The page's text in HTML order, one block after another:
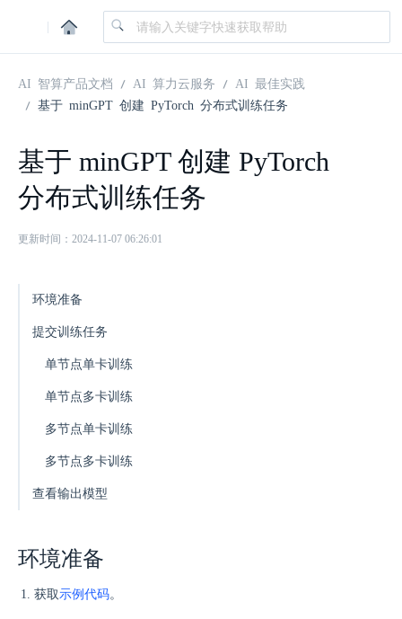
|
AI 智算产品文档 AI 算力云服务
AI 最佳实践
基于 minGPT 创建 PyTorch 分布式训练任务
基于 minGPT 创建 PyTorch
分布式训练任务
更新时间：2024-11-07 06:26:01
环境准备
提交训练任务
单节点单卡训练
单节点多卡训练
多节点单卡训练
多节点多卡训练
查看输出模型
环境准备
获取示例代码。